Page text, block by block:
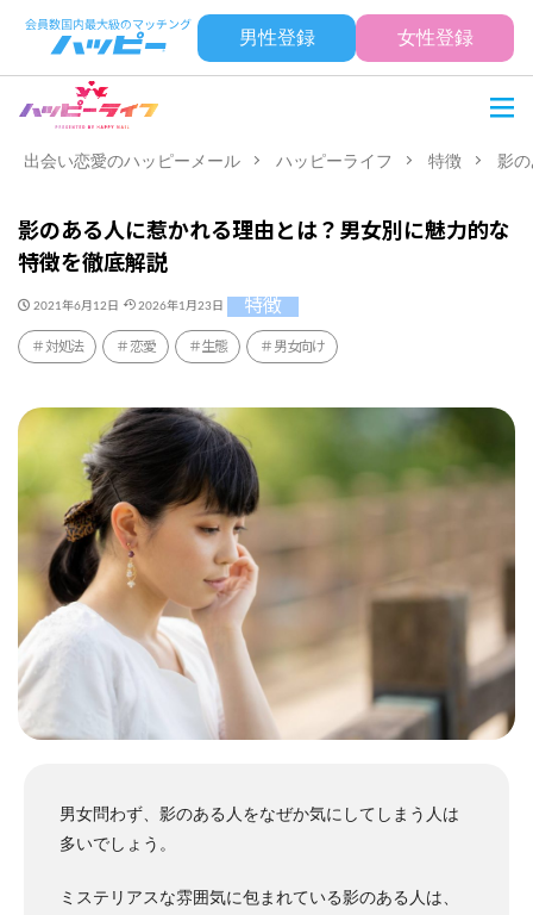
男性登録 女性登録
出会い恋愛のハッピーメール ハッピーライフ 特徴 影
影のある人に惹かれる理由とは？男女別に魅力的な
特徴を徹底解説
2021年6月12日 2026年1月23日 特徴
対処法 恋愛 生態 男女向け
男女問わず、影のある人をなぜか気にしてしまう人は
多いでしょう。
ミステリアスな雰囲気に包まれている影のある人は、